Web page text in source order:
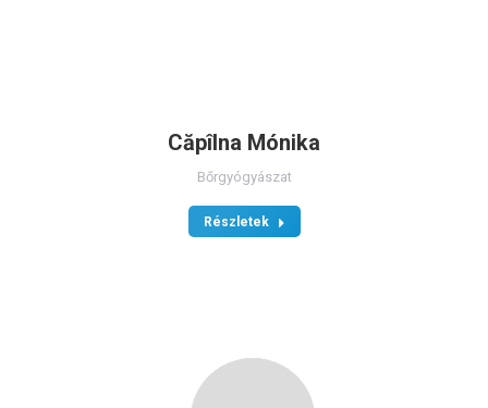
Căpîlna Mónika
Bőrgyógyászat
Részletek